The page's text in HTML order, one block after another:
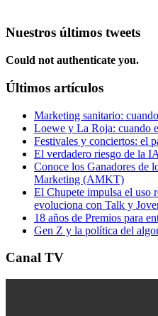
Nuestros últimos tweets
Could not authenticate you.
Últimos artículos
Marketing sanitario:
Loewe y La Roja: cuando
Festivales y conciertos: el
El verdadero riesgo de la
Conoce los Ganadores de
Marketing (AMKT)
El Chupete impulsa el uso
evoluciona con Talk y
18 años de Premios para
Gen Z y la política del
Canal TV